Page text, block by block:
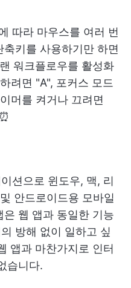
따라 마우스를 여러 번
키를 사용하기만 하면
워크플로우를 활성화
려면 "A", 포커스 모드
머를 켜거나 끄려면
션으로 윈도우, 맥, 리
안드로이드용 모바일
웹 앱과 동일한 기능
방해 없이 일하고 싶
앱과 마찬가지로 인터
습니다.